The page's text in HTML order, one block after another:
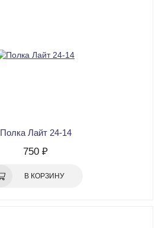
Полка Лайт 24-14
750 ₽
В КОРЗИНУ